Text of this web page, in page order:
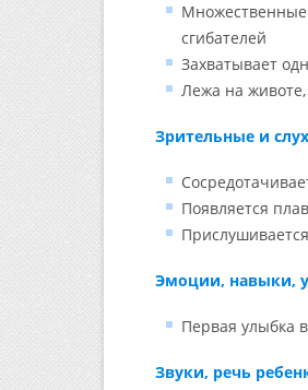
сгибателей
Захватывает
Лежа на
Зрительные и
Появляется
Прислушивается
Эмоции, навыки,
Первая улыбка
Звуки, речь